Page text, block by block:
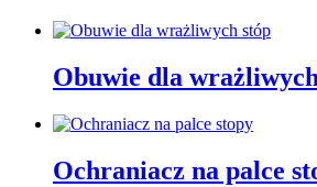
Obuwie dla
Ochraniacz na palce